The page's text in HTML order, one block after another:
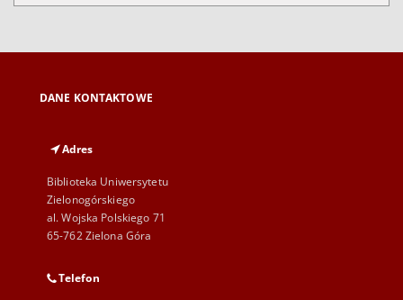
DANE KONTAKTOWE
Adres
Biblioteka Uniwersytetu
Zielonogórskiego
al. Wojska Polskiego 71
65-762 Zielona Góra
Telefon